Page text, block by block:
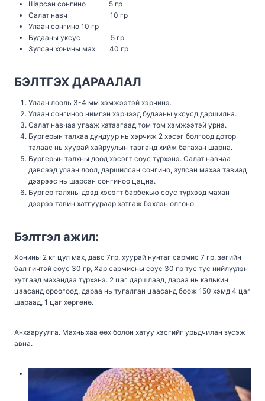
Шарсан сонгино 5 гр
Салат навч 10 гр
Улаан сонгино 10 гр
Будааны уксус 5 гр
Зулсан хонины мах 40 гр
БЭЛТГЭХ ДАРААЛАЛ
Улаан лооль 3-4 мм хэмжээтэй хэрчинэ.
Улаан сонгиноо нимгэн хэрчээд будааны уксусд даршилна.
Салат навчаа угааж хатаагаад том том хэмжээтэй урна.
Бургерын талхаа дундуур нь хэрчиж 2 хэсэг болгоод дотор
талаас нь хуурай хайруулын тавганд хийж багахан шарна.
Бургерын талхны доод хэсэгт соус түрхэнэ. Салат навчаа
давсээд улаан лоол, даршилсан сонгино, зулсан махаа тавиад
дээрээс нь шарсан сонгиноо цацна.
Бургер талхны дээд хэсэгт барбекью соус түрхээд махан
дээрээ тавин хатгуураар хатгаж бэхлэн олгоно.
Бэлтгэл ажил:
Хонины 2 кг цул мах, давс 7гр, хуурай нунтаг сармис 7 гр, зөгийн
бал гичтэй соус 30 гр, Хар сармисны соус 30 гр тус тус нийлүүлэн
хутгаад махандаа түрхэнэ. 2 цаг даршлаад, дараа нь калькин
цаасанд ороогоод, дараа нь тугалган цаасанд боож 150 хэмд 4 цаг
шараад, 1 цаг хөргөнө.
Анхааруулга. Махныхаа өөх болон хатуу хэсгийг урьдчилан зүсэж
авна.